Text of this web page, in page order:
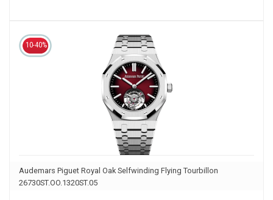
10-40%
Audemars Piguet Royal Oak Selfwinding Flying Tourbillon
26730ST.OO.1320ST.05